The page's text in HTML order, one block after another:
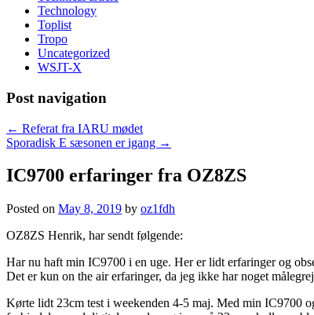
Technology
Toplist
Tropo
Uncategorized
WSJT-X
Post navigation
← Referat fra IARU mødet
Sporadisk E sæsonen er igang →
IC9700 erfaringer fra OZ8ZS
Posted on May 8, 2019 by oz1fdh
OZ8ZS Henrik, har sendt følgende:
Har nu haft min IC9700 i en uge. Her er lidt erfaringer og
Det er kun on the air erfaringer, da jeg ikke har noget
Kørte lidt 23cm test i weekenden 4-5 maj. Med min IC9700